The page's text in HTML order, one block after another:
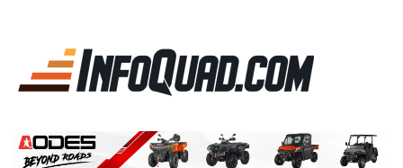
Magazine InfoQuad.com